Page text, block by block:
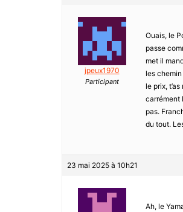
jpeux1970
Participant
Ouais, le
passe
met il
les
le prix,
carrément
pas.
du tout.
23 mai 2025 à 10h21
Ah, le